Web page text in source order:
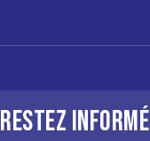
RESTEZ INFORMÉ